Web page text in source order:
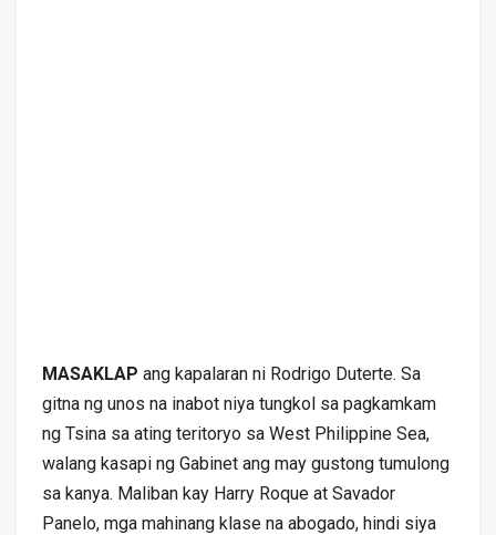
MASAKLAP ang kapalaran ni Rodrigo Duterte. Sa
gitna ng unos na inabot niya tungkol sa pagkamkam
ng Tsina sa ating teritoryo sa West Philippine Sea,
walang kasapi ng Gabinet ang may gustong tumulong
sa kanya. Maliban kay Harry Roque at Savador
Panelo, mga mahinang klase na abogado, hindi siya